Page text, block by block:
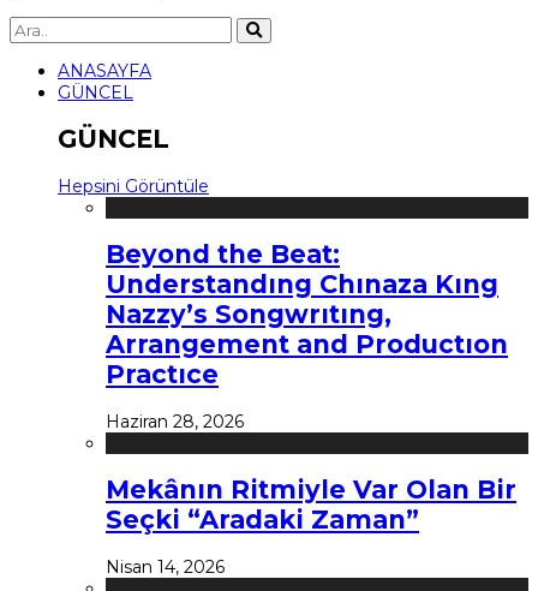
ANASAYFA
GÜNCEL
GÜNCEL
Hepsini Görüntüle
Beyond the Beat:
Understandıng Chınaza Kıng
Nazzy’s Songwrıtıng,
Arrangement and Productıon
Practıce
Haziran 28, 2026
Mekânın Ritmiyle Var Olan Bir
Seçki “Aradaki Zaman”
Nisan 14, 2026